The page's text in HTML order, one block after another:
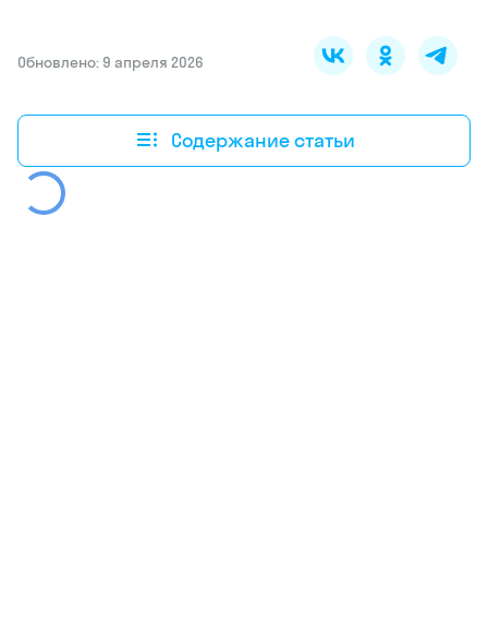
Обновлено: 9 апреля 2026
Содержание статьи